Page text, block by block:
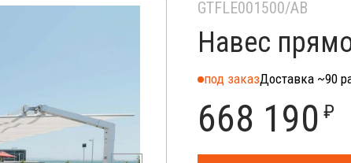
GTFLE001500/AB
Навес
под заказДоставка ~90
668 190 ₽